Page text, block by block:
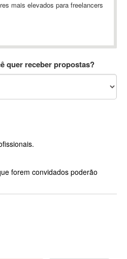
mais elevados para freelancers
quer receber propostas?
forem convidados poderão